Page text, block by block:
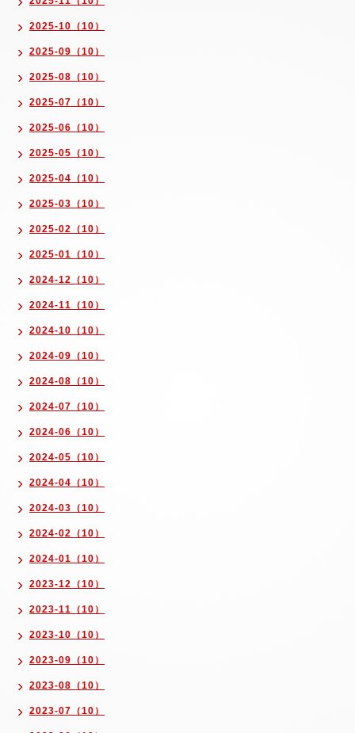
2025-10（10）
2025-09（10）
2025-08（10）
2025-07（10）
2025-06（10）
2025-05（10）
2025-04（10）
2025-03（10）
2025-02（10）
2025-01（10）
2024-12（10）
2024-11（10）
2024-10（10）
2024-09（10）
2024-08（10）
2024-07（10）
2024-06（10）
2024-05（10）
2024-04（10）
2024-03（10）
2024-02（10）
2024-01（10）
2023-12（10）
2023-11（10）
2023-10（10）
2023-09（10）
2023-08（10）
2023-07（10）